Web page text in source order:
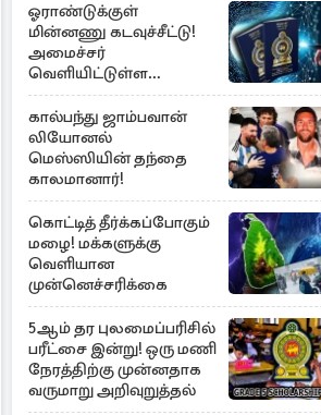
ஓராண்டுக்குள்
மின்னணு கடவுச்சீட்டு!
அமைச்சர்
வெளியிட்டுள்ள
அறிவிப்பு
கால்பந்து ஜாம்பவான்
லியோனல்
மெஸ்ஸியின் தந்தை
காலமானார்!
கொட்டித் தீர்க்கப்போகும்
மழை! மக்களுக்கு
வெளியான
முன்னெச்சரிக்கை
5ஆம் தர புலமைப்பரிசில்
பரீட்சை இன்று! ஒரு மணி
நேரத்திற்கு முன்னதாக
வருமாறு அறிவுறுத்தல்